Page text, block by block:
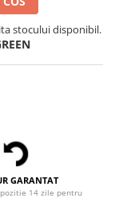
stocului disponibil.
GARANTAT
14 zile pentru